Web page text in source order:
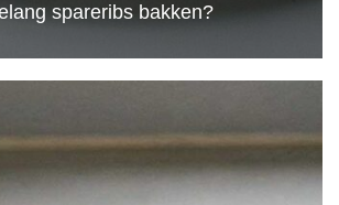
spareribs bakken?